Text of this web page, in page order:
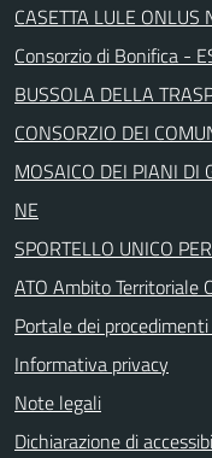
CASETTA LULE ONLUS
Consorzio di Bonifica -
BUSSOLA DELLA
CONSORZIO DEI
MOSAICO DEI PIANI DI
NE
SPORTELLO UNICO
ATO Ambito
Portale dei
Informativa privacy
Note legali
Dichiarazione di